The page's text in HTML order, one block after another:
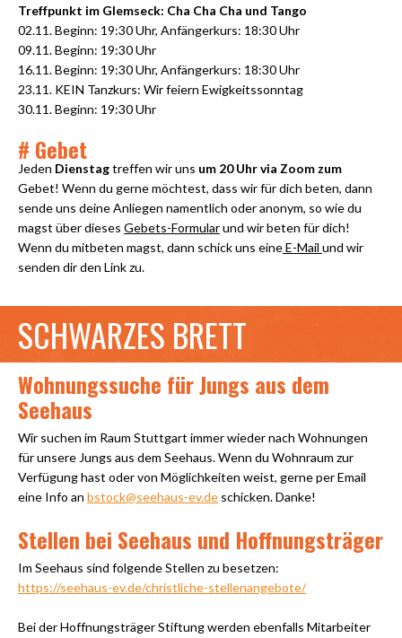
Treffpunkt im Glemseck: Cha Cha Cha und Tango
02.11. Beginn: 19:30 Uhr, Anfängerkurs: 18:30 Uhr
09.11. Beginn: 19:30 Uhr
16.11. Beginn: 19:30 Uhr, Anfängerkurs: 18:30 Uhr
23.11. KEIN Tanzkurs: Wir feiern Ewigkeitssonntag
30.11. Beginn: 19:30 Uhr
# Gebet
Jeden Dienstagtreffen wir uns um 20 Uhr via Zoom zum
Gebet! Wenn du gerne möchtest, dass wir für dich beten, dann
sende uns deine Anliegen namentlich oder anonym, so wie du
magst über dieses Gebets-Formularund wir beten für dich!
Wenn du mitbeten magst, dann schick uns eineE-Mail und wir
senden dir den Link zu.
SCHWARZES BRETT
Wohnungssuche für Jungs aus dem
Seehaus
Wir suchen im Raum Stuttgart immer wieder nach Wohnungen
für unsere Jungs aus dem Seehaus. Wenn du Wohnraum zur
Verfügung hast oder von Möglichkeiten weist, gerne per Email
eine Info an bstock@seehaus-ev.de schicken. Danke!
Stellen bei Seehaus und Hoffnungsträger
Im Seehaus sind folgende Stellen zu besetzen:
https://seehaus-ev.de/christliche-stellenangebote/
Bei der Hoffnungsträger Stiftung werden ebenfalls Mitarbeiter